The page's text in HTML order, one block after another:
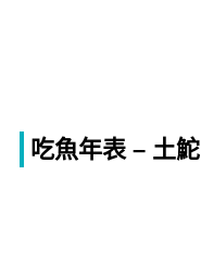
吃魚年表 – 土鮀